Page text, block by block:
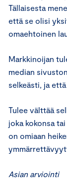
Tällaisesta
että se olisi
omaehtoinen
Markkinoijan
median
selkeästi, ja
Tulee välttää
joka kokonsa
on omiaan
Asian arviointi